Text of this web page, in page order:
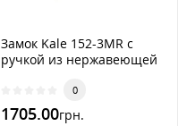
Замок Kale 152-3MR с
ручкой из нержавеющей
0
1705.00грн.